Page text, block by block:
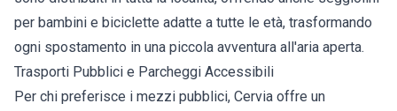
per bambini e biciclette adatte a tutte le età, trasformando
ogni spostamento in una piccola avventura all'aria aperta.
Trasporti Pubblici e Parcheggi Accessibili
Per chi preferisce i mezzi pubblici, Cervia offre un